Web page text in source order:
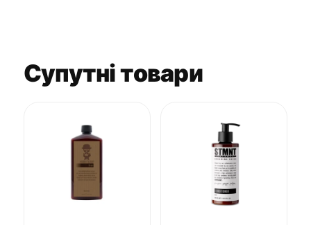
Супутні товари